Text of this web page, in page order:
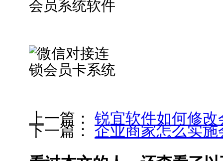
上一篇： 锐宜软件如何修改
下一篇： 企业商家怎么实施